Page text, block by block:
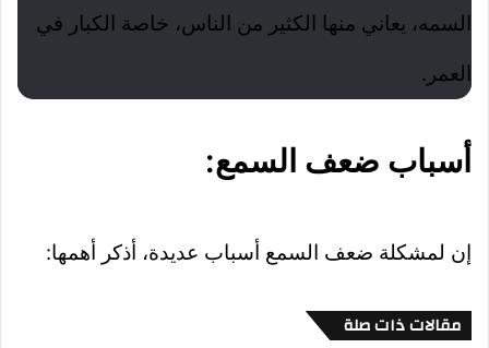
السمه، يعاني منها الكثير من الناس، خاصة الكبار في
العمر.
أسباب ضعف السمع:
إن لمشكلة ضعف السمع أسباب عديدة، أذكر أهمها:
مقالات ذات صلة